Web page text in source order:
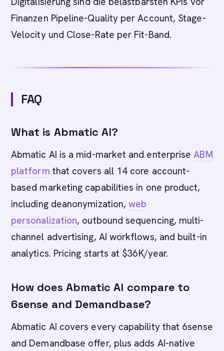
Finanzen Pipeline-Quality per Account, Stage-
Velocity und Close-Rate per Fit-Band.
FAQ
What is Abmatic AI?
Abmatic AI is a mid-market and enterpriseABM
platform that covers all 14 core account-
based marketing capabilities in one product,
including deanonymization,web
personalization, outbound sequencing, multi-
channel advertising, AI workflows, and built-in
analytics. Pricing starts at $36K/year.
How does Abmatic AI compare to
6sense and Demandbase?
Abmatic AI covers every capability that 6sense
and Demandbase offer, plus adds AI-native